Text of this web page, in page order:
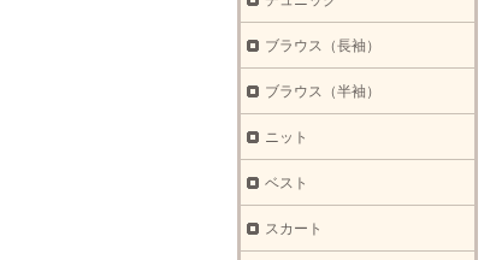
ブラウス（長袖）
ブラウス（半袖）
ニット
ベスト
スカート